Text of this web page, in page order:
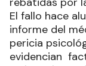
El fallo hace
informe del
pericia
evidencian